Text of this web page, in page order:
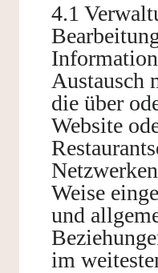
4.1
Austausch
die über
Website
Weise
und
im